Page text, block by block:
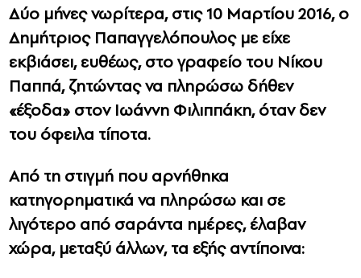
Δύο μήνες νωρίτερα, στις 10 Μαρτίου 2016, ο
Δημήτριος Παπαγγελόπουλος με είχε
εκβιάσει, ευθέως, στο γραφείο του Νίκου
Παππά, ζητώντας να πληρώσω δήθεν
«έξοδα» στον Ιωάννη Φιλιππάκη, όταν δεν
του όφειλα τίποτα.
Από τη στιγμή που αρνήθηκα
κατηγορηματικά να πληρώσω και σε
λιγότερο από σαράντα ημέρες, έλαβαν
χώρα, μεταξύ άλλων, τα εξής αντίποινα: